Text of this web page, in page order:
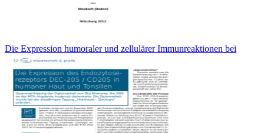
Die Expression humoraler und zellulärer Immunreaktionen bei